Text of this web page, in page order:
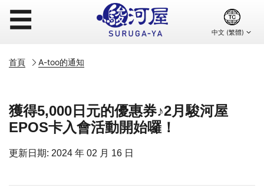
☰
首頁 A-too的通知
獲得5,000日元的優惠券♪2月駿河屋
EPOS卡入會活動開始囉！
更新日期: 2024 年 02 月 16 日